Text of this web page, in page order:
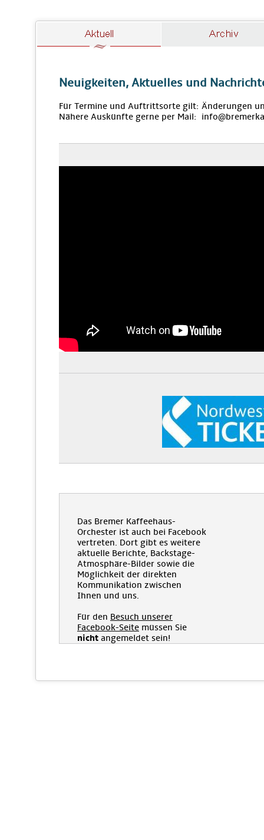
Neuigkeiten, Aktuelles und
Für Termine und Auftrittsorte gilt: Änderungen
Nähere Auskünfte gerne per Mail:
Das Bremer Kaffeehaus-
Orchester ist auch bei Facebook
vertreten. Dort gibt es weitere
aktuelle Berichte, Backstage-
Atmosphäre-Bilder sowie die
Möglichkeit der direkten
Kommunikation zwischen
Ihnen und uns.
Für den Besuch unserer
Facebook-Seite müssen Sie
nicht angemeldet sein!